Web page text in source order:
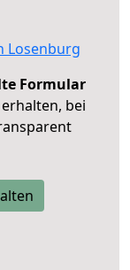
Losenburg
Formular
bei